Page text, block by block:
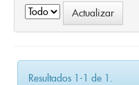
Resultados 1-1 de 1.